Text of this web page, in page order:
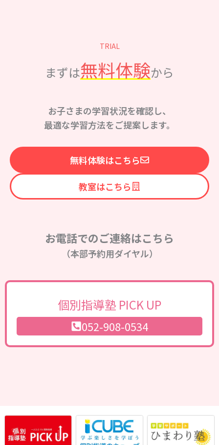
TRIAL
まずは無料体験から
お子さまの学習状況を確認し、
最適な学習方法をご提案します。
無料体験はこちら
教室はこちら
お電話でのご連絡はこちら
（本部予約用ダイヤル）
個別指導塾 PICK UP
052-908-0534